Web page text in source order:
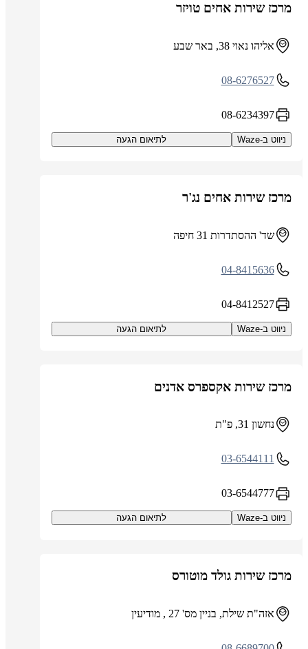
מרכז שירות אחים טויזר
אליהו נאוי 38, באר שבע
08-6276527
08-6234397
ניווט ב-Waze לתיאום הגעה
מרכז שירות אחים נג'ר
שד' ההסתדרות 31 חיפה
04-8415636
04-8412527
ניווט ב-Waze לתיאום הגעה
מרכז שירות אקספרס אדנים
נחשון 31, פ"ת
03-6544111
03-6544777
ניווט ב-Waze לתיאום הגעה
מרכז שירות גולד מוטורס
אזה"ת שילת, בניין מס' 27 , מודיעין